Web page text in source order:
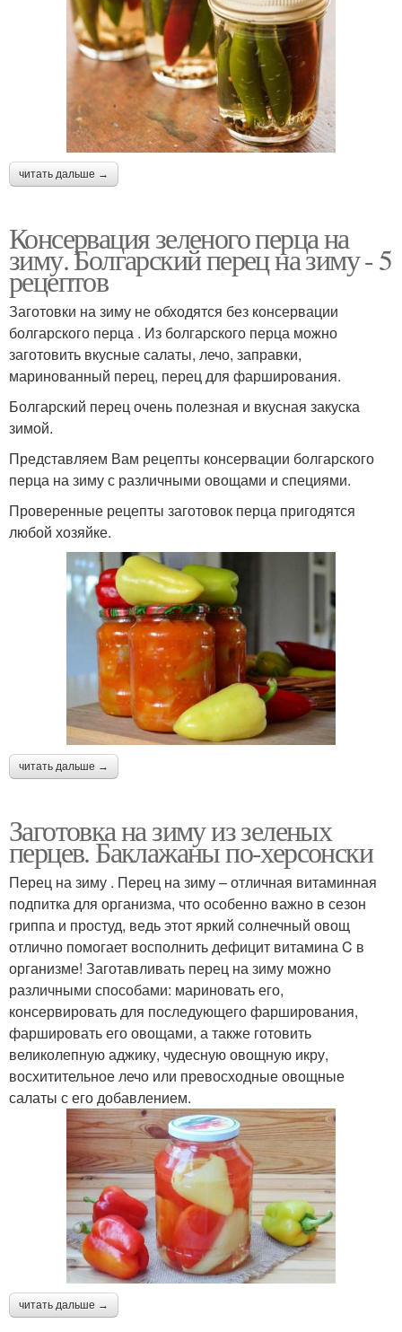
читать дальше →
Консервация зеленого перца на
зиму. Болгарский перец на зиму - 5
рецептов
Заготовки на зиму не обходятся без консервации
болгарского перца . Из болгарского перца можно
заготовить вкусные салаты, лечо, заправки,
маринованный перец, перец для фарширования.
Болгарский перец очень полезная и вкусная закуска
зимой.
Представляем Вам рецепты консервации болгарского
перца на зиму с различными овощами и специями.
Проверенные рецепты заготовок перца пригодятся
любой хозяйке.
читать дальше →
Заготовка на зиму из зеленых
перцев. Баклажаны по-херсонски
Перец на зиму . Перец на зиму – отличная витаминная
подпитка для организма, что особенно важно в сезон
гриппа и простуд, ведь этот яркий солнечный овощ
отлично помогает восполнить дефицит витамина C в
организме! Заготавливать перец на зиму можно
различными способами: мариновать его,
консервировать для последующего фарширования,
фаршировать его овощами, а также готовить
великолепную аджику, чудесную овощную икру,
восхитительное лечо или превосходные овощные
салаты с его добавлением.
читать дальше →